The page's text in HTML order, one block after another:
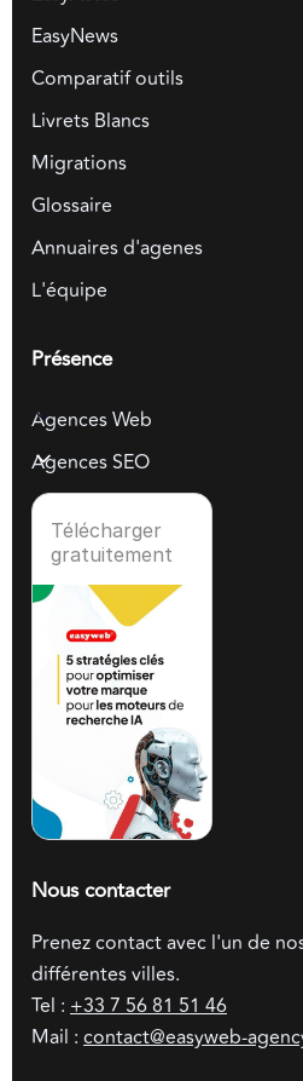
EasyNews
Comparatif outils
Livrets Blancs
Migrations
Glossaire
Annuaires d'agenes
L'équipe
Présence
Agences Web
Agences SEO
Télécharger
gratuitement
Nous contacter
Prenez contact avec l'un de
différentes villes.
Tel : +33 7 56 81 51 46
Mail : contact@easyweb-